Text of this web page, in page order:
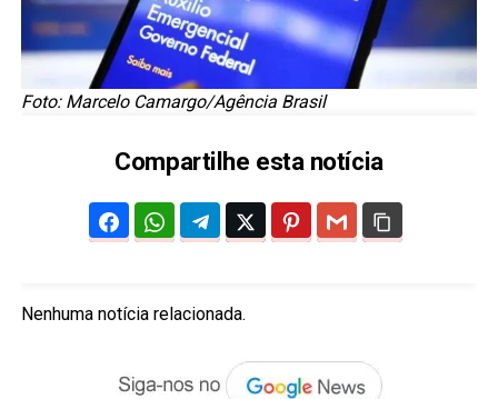
Foto: Marcelo Camargo/Agência Brasil
Compartilhe esta notícia
Nenhuma notícia relacionada.